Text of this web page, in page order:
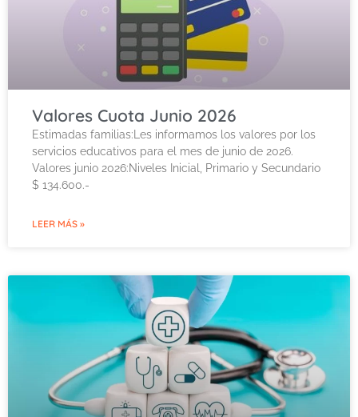
Valores Cuota Junio 2026
Estimadas familias:Les informamos los valores por los
servicios educativos para el mes de junio de 2026.
Valores junio 2026:Niveles Inicial, Primario y Secundario
$ 134.600.-
LEER MÁS »